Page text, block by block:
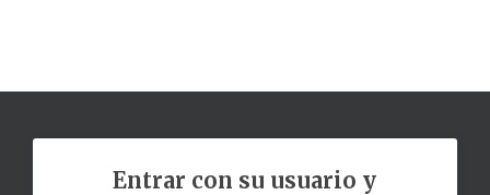
Entrar con su usuario y